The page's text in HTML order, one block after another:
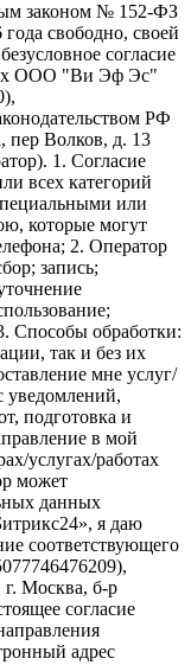
законом № 152-ФЗ
свободно, своей
согласие
ООО "Ви Эф Эс"
РФ
пер Волков, д. 13
1. Согласие
всех категорий
или
которые могут
2. Оператор
запись;
Способы обработки:
так и без их
мне услуг/
уведомлений,
подготовка и
в мой
услугах/работах
может
данных
я даю
соответствующего
г. Москва, б-р
согласие
адрес